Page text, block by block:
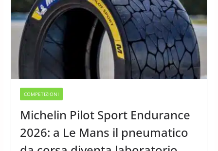
COMPETIZIONI
Michelin Pilot Sport Endurance
2026: a Le Mans il pneumatico